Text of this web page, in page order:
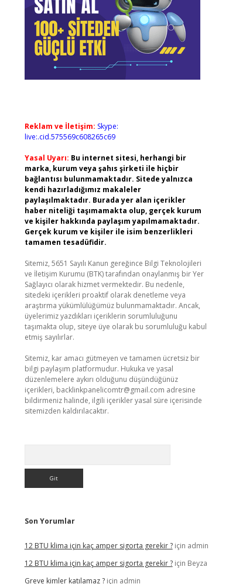
Reklam ve İletişim: Skype:
live:.cid.575569c608265c69
Yasal Uyarı: Bu internet sitesi, herhangi bir
marka, kurum veya şahıs şirketi ile hiçbir
bağlantısı bulunmamaktadır. Sitede yalnızca
kendi hazırladığımız makaleler
paylaşılmaktadır. Burada yer alan içerikler
haber niteliği taşımamakta olup, gerçek kurum
ve kişiler hakkında paylaşım yapılmamaktadır.
Gerçek kurum ve kişiler ile isim benzerlikleri
tamamen tesadüfidir.
Sitemiz, 5651 Sayılı Kanun gereğince Bilgi Teknolojileri
ve İletişim Kurumu (BTK) tarafından onaylanmış bir Yer
Sağlayıcı olarak hizmet vermektedir. Bu nedenle,
sitedeki içerikleri proaktif olarak denetleme veya
araştırma yükümlülüğümüz bulunmamaktadır. Ancak,
üyelerimiz yazdıkları içeriklerin sorumluluğunu
taşımakta olup, siteye üye olarak bu sorumluluğu kabul
etmiş sayılırlar.
Sitemiz, kar amacı gütmeyen ve tamamen ücretsiz bir
bilgi paylaşım platformudur. Hukuka ve yasal
düzenlemelere aykırı olduğunu düşündüğünüz
içerikleri, backlinkpanelicomtr@gmail.com adresine
bildirmeniz halinde, ilgili içerikler yasal süre içerisinde
sitemizden kaldırılacaktır.
Son Yorumlar
12 BTU klima için kaç amper sigorta gerekir ?için admin
12 BTU klima için kaç amper sigorta gerekir ?için Beyza
Greve kimler katılamaz ?için admin